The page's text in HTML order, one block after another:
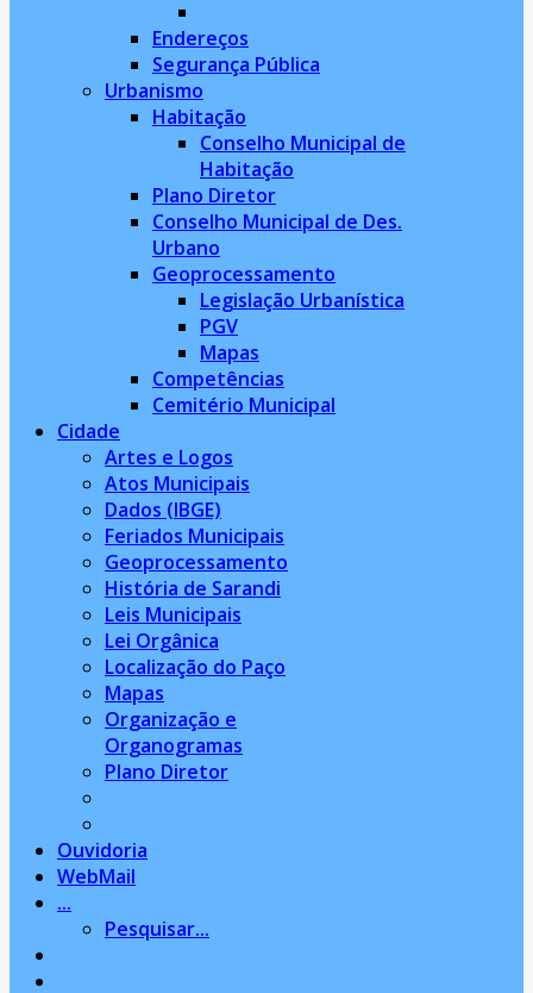
Endereços
Segurança Pública
Urbanismo
Habitação
Conselho Municipal de
Habitação
Plano Diretor
Conselho Municipal de Des.
Urbano
Geoprocessamento
Legislação Urbanística
PGV
Mapas
Competências
Cemitério Municipal
Cidade
Artes e Logos
Atos Municipais
Dados (IBGE)
Feriados Municipais
Geoprocessamento
História de Sarandi
Leis Municipais
Lei Orgânica
Localização do Paço
Mapas
Organização e
Organogramas
Plano Diretor
Ouvidoria
WebMail
...
Pesquisar...